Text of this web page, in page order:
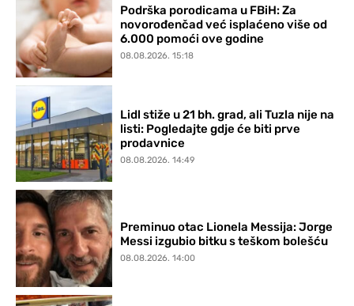
Podrška porodicama u FBiH: Za
novorođenčad već isplaćeno više od
6.000 pomoći ove godine
08.08.2026. 15:18
Lidl stiže u 21 bh. grad, ali Tuzla nije na
listi: Pogledajte gdje će biti prve
prodavnice
08.08.2026. 14:49
Preminuo otac Lionela Messija: Jorge
Messi izgubio bitku s teškom bolešću
08.08.2026. 14:00